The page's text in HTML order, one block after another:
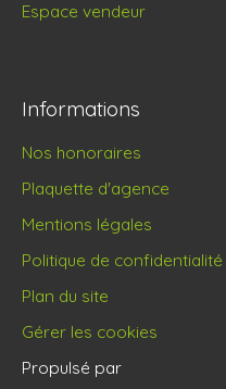
Espace vendeur
Informations
Nos honoraires
Plaquette d'agence
Mentions légales
Politique de confidentialité
Plan du site
Gérer les cookies
Propulsé par